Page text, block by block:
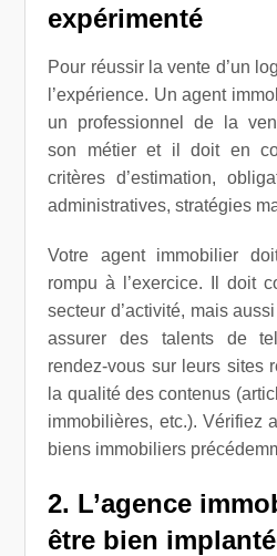
expérimenté
Pour réussir la vente d’un
l’expérience. Un agent
un professionnel de la
son métier et il doit en
critères d’estimation,
administratives, stratégies
Votre agent immobilier
rompu à l’exercice. Il doit
secteur d’activité, mais
assurer des talents de
rendez-vous sur leurs sites
la qualité des contenus
immobilières, etc.). Vérifiez
biens immobiliers
2. L’agence
être bien